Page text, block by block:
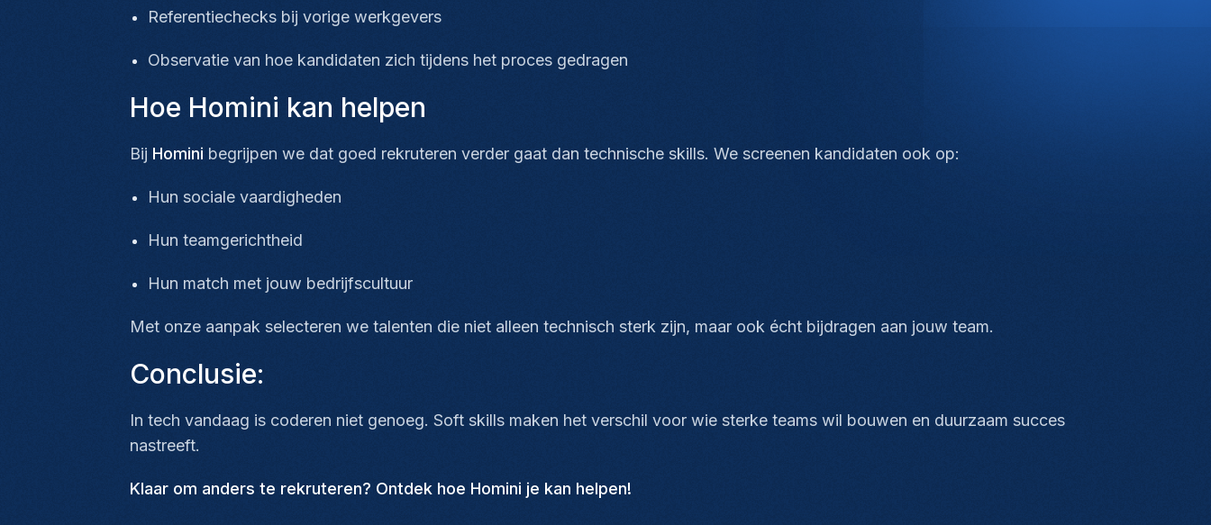
Referentiechecks bij vorige werkgevers
Observatie van hoe kandidaten zich tijdens het proces gedragen
Hoe Homini kan helpen
Bij Homini begrijpen we dat goed rekruteren verder gaat dan technische skills. We screenen kandidaten ook op:
Hun sociale vaardigheden
Hun teamgerichtheid
Hun match met jouw bedrijfscultuur
Met onze aanpak selecteren we talenten die niet alleen technisch sterk zijn, maar ook écht bijdragen aan jouw team.
Conclusie:
In tech vandaag is coderen niet genoeg. Soft skills maken het verschil voor wie sterke teams wil bouwen en duurzaam succes
nastreeft.
Klaar om anders te rekruteren? Ontdek hoe Homini je kan helpen!